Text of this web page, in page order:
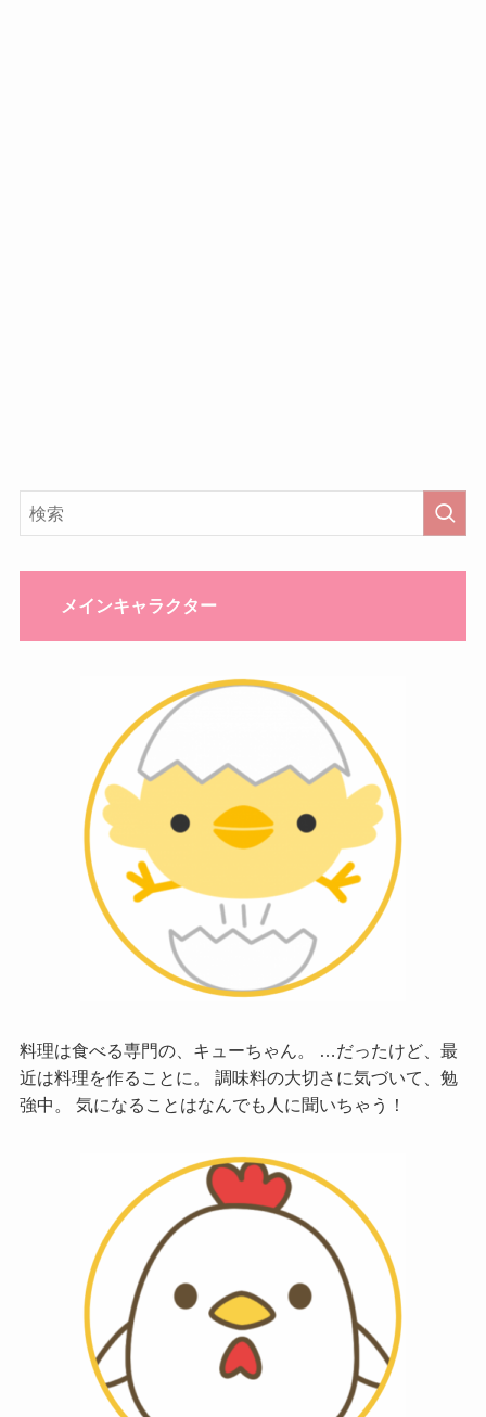
メインキャラクター
料理は食べる専門の、キューちゃん。 …だったけど、最
近は料理を作ることに。 調味料の大切さに気づいて、勉
強中。 気になることはなんでも人に聞いちゃう！